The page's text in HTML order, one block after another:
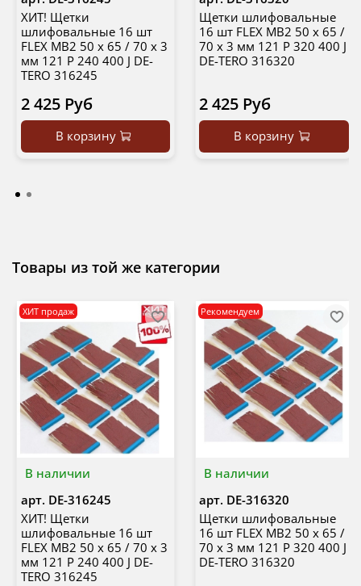
ХИТ! Щетки
шлифовальные 16 шт
FLEX MB2 50 х 65 / 70 х 3
мм 121 Р 240 400 J DE-
TERO 316245
2 425 Руб
В корзину
Щетки шлифовальные
16 шт FLEX MB2 50 х 65 /
70 х 3 мм 121 Р 320 400 J
DE-TERO 316320
2 425 Руб
В корзину
Товары из той же категории
В наличии
ХИТ продаж
арт. DE-316245
ХИТ! Щетки
шлифовальные 16 шт
FLEX MB2 50 х 65 / 70 х 3
мм 121 Р 240 400 J DE-
TERO 316245
В наличии
Рекомендуем
арт. DE-316320
Щетки шлифовальные
16 шт FLEX MB2 50 х 65 /
70 х 3 мм 121 Р 320 400 J
DE-TERO 316320